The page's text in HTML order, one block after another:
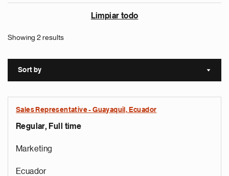
Limpiar todo
Showing 2 results
Sort by Sort
Sales Representative - Guayaquil, Ecuador
Regular, Full time
Marketing
Ecuador